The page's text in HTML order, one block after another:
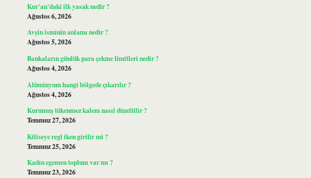
Kur’an’daki ilk yasak nedir ?
Ağustos 6, 2026
Avşin isminin anlamı nedir ?
Ağustos 5, 2026
Bankaların günlük para çekme limitleri nedir ?
Ağustos 4, 2026
Alüminyum hangi bölgede çıkarılır ?
Ağustos 4, 2026
Kurumuş tükenmez kalem nasıl düzeltilir ?
Temmuz 27, 2026
Kiliseye regl iken girilir mi ?
Temmuz 25, 2026
Kadın egemen toplum var mı ?
Temmuz 23, 2026